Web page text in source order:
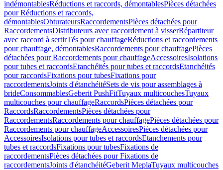
indémontablesRéductions et raccords, démontablesPièces détachées
pour Réductions et raccords,
démontablesObturateursRaccordementsPièces détachées pour
RaccordementsDistributeurs avec raccordement à visserRépartiteur
avec raccord à sertirTés pour chauffageRéductions et raccordements
pour chauffage, démontablesRaccordements pour chauffagePièces
détachées pour Raccordements pour chauffageAccessoiresIsolations
pour tubes et raccordsEtanchéités pour tubes et raccordsEtanchéités
pour raccordsFixations pour tubesFixations pour
raccordementsJoints d'étanchéitéSets de vis pour assemblages à
brideConsommablesGeberit PushFitTuyaux multicouchesTuyaux
multicouches pour chauffageRaccordsPièces détachées pour
RaccordsRaccordementsPièces détachées pour
RaccordementsRaccordements pour chauffagePièces détachées pour
Raccordements pour chauffageAccessoiresPièces détachées pour
AccessoiresIsolations pour tubes et raccordsEtanchements pour
tubes et raccordsFixations pour tubesFixations de
raccordementsPièces détachées pour Fixations de
raccordementsJoints d'étanchéitéGeberit MeplaTuyaux multicouches